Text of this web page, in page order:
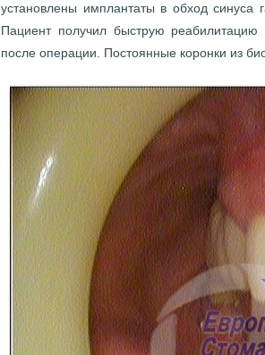
установлены имплантаты в обход синуса
Пациент получил быструю
после операции. Постоянные коронки из